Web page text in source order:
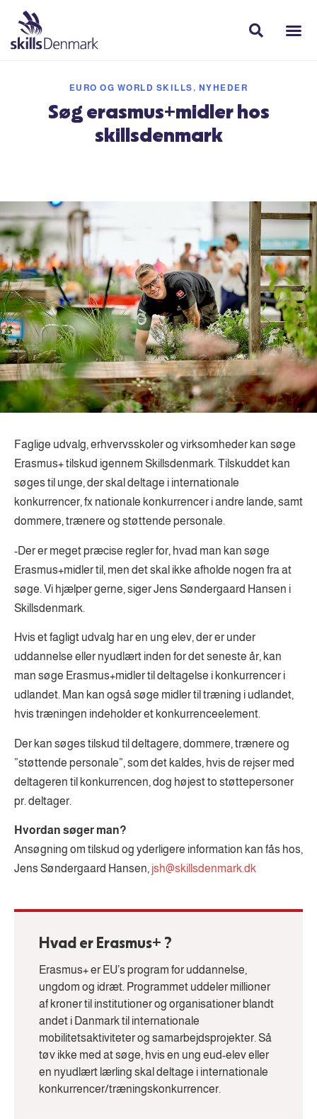
EURO OG WORLD SKILLS , NYHEDER
Søg erasmus+midler hos
skillsdenmark
Faglige udvalg, erhvervsskoler og virksomheder kan søge
Erasmus+ tilskud igennem Skillsdenmark. Tilskuddet kan
søges til unge, der skal deltage i internationale
konkurrencer, fx nationale konkurrencer i andre lande, samt
dommere, trænere og støttende personale.
-Der er meget præcise regler for, hvad man kan søge
Erasmus+midler til, men det skal ikke afholde nogen fra at
søge. Vi hjælper gerne, siger Jens Søndergaard Hansen i
Skillsdenmark.
Hvis et fagligt udvalg har en ung elev, der er under
uddannelse eller nyudlært inden for det seneste år, kan
man søge Erasmus+midler til deltagelse i konkurrencer i
udlandet. Man kan også søge midler til træning i udlandet,
hvis træningen indeholder et konkurrenceelement.
Der kan søges tilskud til deltagere, dommere, trænere og
”støttende personale”, som det kaldes, hvis de rejser med
deltageren til konkurrencen, dog højest to støttepersoner
pr. deltager.
Hvordan søger man?
Ansøgning om tilskud og yderligere information kan fås hos,
Jens Søndergaard Hansen, jsh@skillsdenmark.dk
Hvad er Erasmus+ ?
Erasmus+ er EU’s program for uddannelse,
ungdom og idræt. Programmet uddeler millioner
af kroner til institutioner og organisationer blandt
andet i Danmark til internationale
mobilitetsaktiviteter og samarbejdsprojekter. Så
tøv ikke med at søge, hvis en ung eud-elev eller
en nyudlært lærling skal deltage i internationale
konkurrencer/træningskonkurrencer.